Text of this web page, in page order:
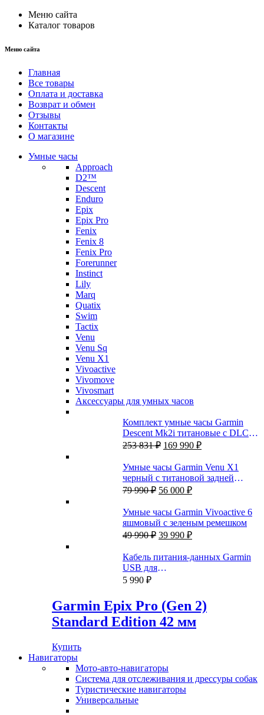
Меню сайта
Каталог товаров
Меню сайта
Главная
Все товары
Оплата и доставка
Возврат и обмен
Отзывы
Контакты
О магазине
Умные часы
Approach
D2™
Descent
Enduro
Epix
Epix Pro
Fenix
Fenix 8
Fenix Pro
Forerunner
Instinct
Lily
Marq
Quatix
Swim
Tactix
Venu
Venu Sq
Venu X1
Vivoactive
Vivomove
Vivosmart
Аксессуары для умных часов
Комплект умные часы Garmin
Descent Mk2i титановые с DLC-
покрытием и черным титановым
253 831₽ Первоначальная
составляла
253
831 ₽.
169 990 ₽Текущая
169
990 ₽.
Умные часы Garmin Venu X1
черный с титановой задней
крышкой и черным нейлоновым
79 990₽ Первоначальная
составляла
79
990 ₽.
56 000 ₽Текущая
56
000 ₽.
Умные часы Garmin Vivoactive 6
яшмовый с зеленым ремешком
49 990₽ Первоначальная
составляла
49
39 990 ₽Текущая
39
Кабель питания-данных Garmin
USB для
Fenix/Quatix/Tactix/Forerunner/Venu
5 990 ₽
Garmin Epix Pro (Gen 2)
Standard Edition 42 мм
Купить
Навигаторы
Мото-авто-навигаторы
Система для отслеживания и дрессуры собак
Туристические навигаторы
Универсальные